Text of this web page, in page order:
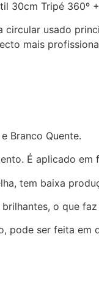
30cm Tripé 360º
circular usado
mais
Branco Quente.
É aplicado
tem baixa
o que
pode ser feita em